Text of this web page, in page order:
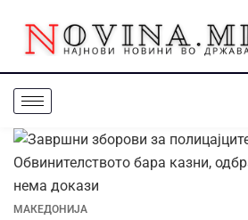
МАКЕДОНИЈА